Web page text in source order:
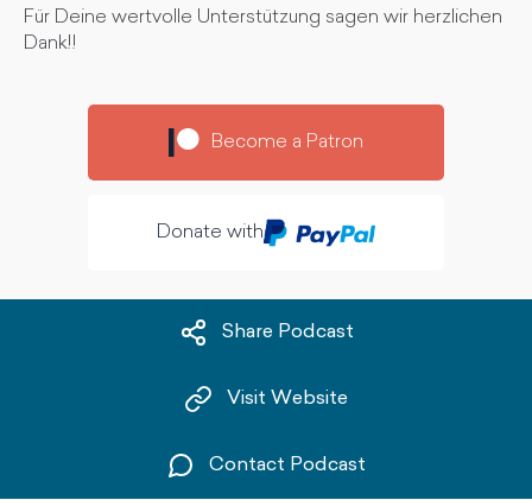
Für Deine wertvolle Unterstützung sagen wir herzlichen
Dank!!
Become a Patron
Donate with
Share Podcast
Visit Website
Contact Podcast